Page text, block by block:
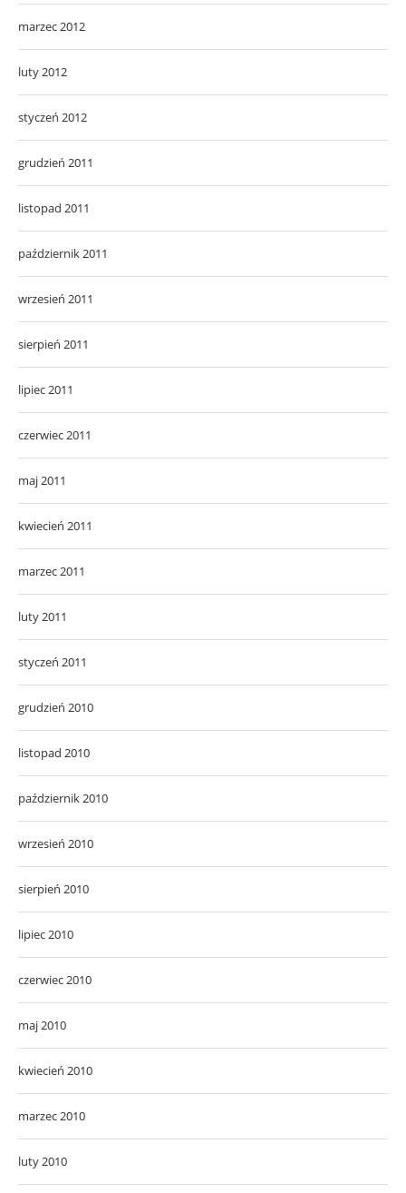
marzec 2012
luty 2012
styczeń 2012
grudzień 2011
listopad 2011
październik 2011
wrzesień 2011
sierpień 2011
lipiec 2011
czerwiec 2011
maj 2011
kwiecień 2011
marzec 2011
luty 2011
styczeń 2011
grudzień 2010
listopad 2010
październik 2010
wrzesień 2010
sierpień 2010
lipiec 2010
czerwiec 2010
maj 2010
kwiecień 2010
marzec 2010
luty 2010